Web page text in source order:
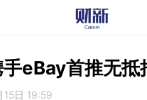
eBay首推无抵
日 19:59